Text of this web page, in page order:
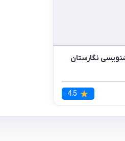
نگارستان
4.5